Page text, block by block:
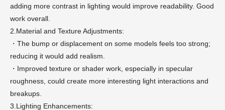
adding more contrast in lighting would improve readability. Good
work overall.
2.Material and Texture Adjustments:
・The bump or displacement on some models feels too strong;
reducing it would add realism.
・Improved texture or shader work, especially in specular
roughness, could create more interesting light interactions and
breakups.
3.Lighting Enhancements: